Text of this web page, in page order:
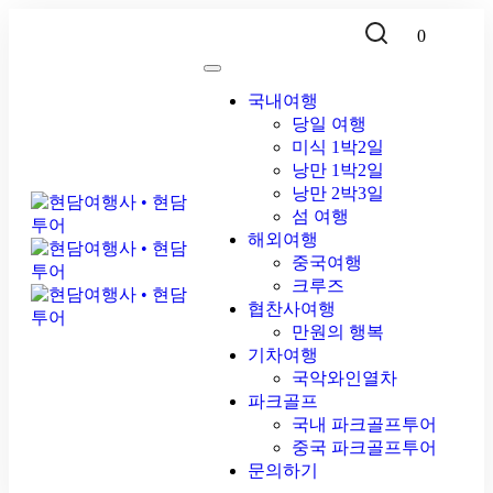
0
국내여행
당일 여행
미식 1박2일
낭만 1박2일
낭만 2박3일
섬 여행
해외여행
중국여행
크루즈
협찬사여행
만원의 행복
기차여행
국악와인열차
파크골프
국내 파크골프투어
중국 파크골프투어
문의하기